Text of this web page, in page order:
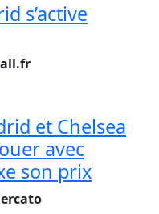
s’active
et Chelsea
avec
son prix